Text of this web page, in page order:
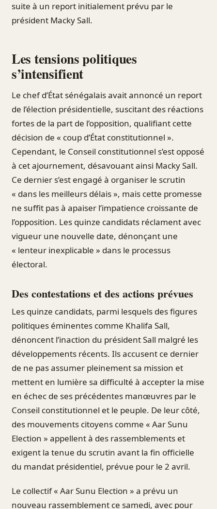
suite à un report initialement prévu par le
président Macky Sall.
Les tensions politiques
s’intensifient
Le chef d’État sénégalais avait annoncé un report
de l’élection présidentielle, suscitant des réactions
fortes de la part de l’opposition, qualifiant cette
décision de « coup d’État constitutionnel ».
Cependant, le Conseil constitutionnel s’est opposé
à cet ajournement, désavouant ainsi Macky Sall.
Ce dernier s’est engagé à organiser le scrutin
« dans les meilleurs délais », mais cette promesse
ne suffit pas à apaiser l’impatience croissante de
l’opposition. Les quinze candidats réclament avec
vigueur une nouvelle date, dénonçant une
« lenteur inexplicable » dans le processus
électoral.
Des contestations et des actions prévues
Les quinze candidats, parmi lesquels des figures
politiques éminentes comme Khalifa Sall,
dénoncent l’inaction du président Sall malgré les
développements récents. Ils accusent ce dernier
de ne pas assumer pleinement sa mission et
mettent en lumière sa difficulté à accepter la mise
en échec de ses précédentes manœuvres par le
Conseil constitutionnel et le peuple. De leur côté,
des mouvements citoyens comme « Aar Sunu
Election » appellent à des rassemblements et
exigent la tenue du scrutin avant la fin officielle
du mandat présidentiel, prévue pour le 2 avril.
Le collectif « Aar Sunu Election » a prévu un
nouveau rassemblement ce samedi, avec pour